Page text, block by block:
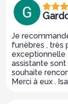
Je
funèbres , très
exceptionnelle
assistante sont
souhaite
Merci à eux .